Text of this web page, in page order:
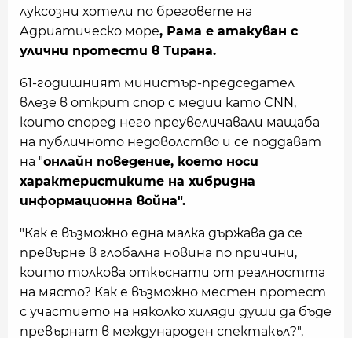
луксозни хотели по бреговете на
Адриатическо море, Рама е атакуван с
улични протести в Тирана.
61-годишният министър-председател
влезе в открит спор с медии като CNN,
които според него преувеличавали мащаба
на публичното недоволство и се поддават
на "онлайн поведение, което носи
характеристиките на хибридна
информационна война".
"Как е възможно една малка държава да се
превърне в глобална новина по причини,
които толкова откъснати от реалността
на място? Как е възможно местен протест
с участието на няколко хиляди души да бъде
превърнат в международен спектакъл?",